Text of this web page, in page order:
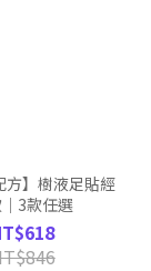
方】樹液足貼經
3款任選